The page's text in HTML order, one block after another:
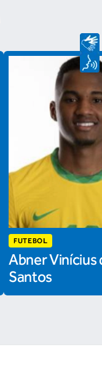
FUTEBOL
Abner Vinícius
Santos